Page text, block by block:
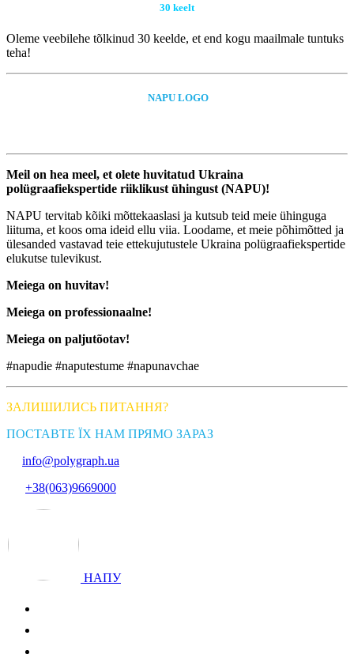
30 keelt
Oleme veebilehe tõlkinud 30 keelde, et end kogu maailmale tuntuks
teha!
NAPU LOGO
Meil on hea meel, et olete huvitatud Ukraina
polügraafiekspertide riiklikust ühingust (NAPU)!
NAPU tervitab kõiki mõttekaaslasi ja kutsub teid meie ühinguga
liituma, et koos oma ideid ellu viia. Loodame, et meie põhimõtted ja
ülesanded vastavad teie ettekujutustele Ukraina polügraafiekspertide
elukutse tulevikust.
Meiega on huvitav!
Meiega on professionaalne!
Meiega on paljutõotav!
#napudie #naputestume #napunavchae
ЗАЛИШИЛИСЬ ПИТАННЯ?
ПОСТАВТЕ ЇХ НАМ ПРЯМО ЗАРАЗ
info@polygraph.ua
+38(063)9669000
НАПУ